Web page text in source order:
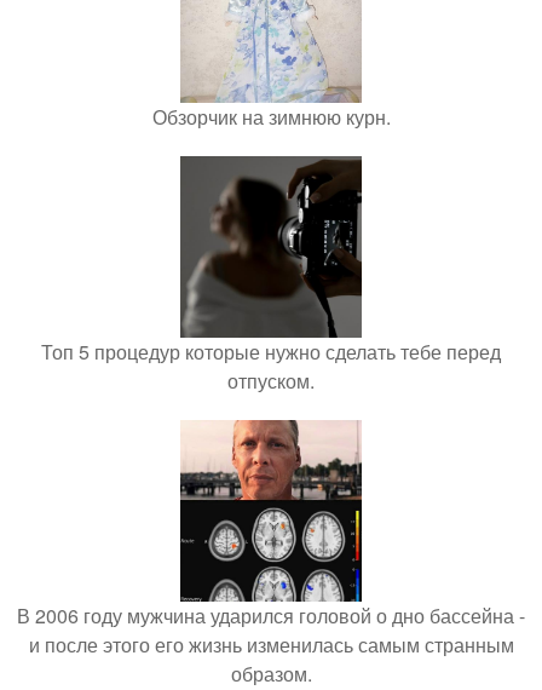
Обзорчик на зимнюю курн.
Топ 5 процедур которые нужно сделать тебе перед
отпуском.
В 2006 году мужчина ударился головой о дно бассейна -
и после этого его жизнь изменилась самым странным
образом.